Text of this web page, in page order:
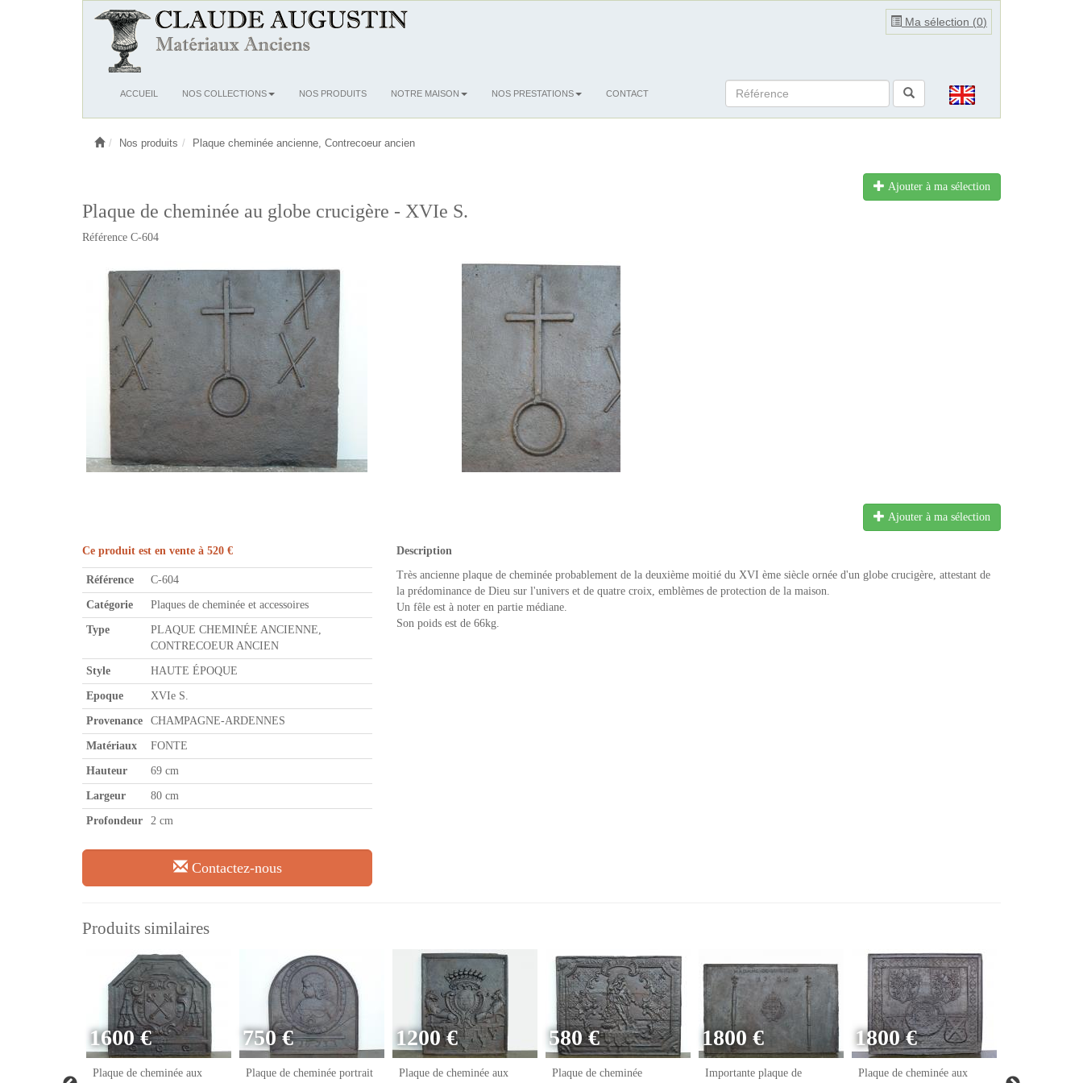
Ma sélection (0)
OuvrirACCUEIL NOS COLLECTIONS NOS PRODUITS NOTRE MAISON NOS PRESTATIONS CONTACT
Nos produits Plaque cheminée ancienne, Contrecoeur ancien
Ajouter à ma sélection
Plaque de cheminée au globe crucigère - XVIe S.
Référence C-604
Ajouter à ma sélection
Ce produit est en vente à 520 €
Référence C-604
Catégorie Plaques de cheminée et accessoires
Type
PLAQUE CHEMINÉE ANCIENNE,
CONTRECOEUR ANCIEN
Style HAUTE ÉPOQUE
Epoque XVIe S.
Provenance CHAMPAGNE-ARDENNES
Matériaux FONTE
Hauteur 69 cm
Largeur 80 cm
Profondeur 2 cm
Contactez-nous
Description
Très ancienne plaque de cheminée probablement de la deuxième moitié du XVI ème siècle ornée d'un globe crucigère, attestant de
la prédominance de Dieu sur l'univers et de quatre croix, emblèmes de protection de la maison.
Un fêle est à noter en partie médiane.
Son poids est de 66kg.
Produits similaires
1600 €
Plaque de cheminée aux
750 €
Plaque de cheminée portrait
1200 €
Plaque de cheminée aux
580 €
Plaque de cheminée
1800 €
Importante plaque de
1800 €
Plaque de cheminée aux Plaque de